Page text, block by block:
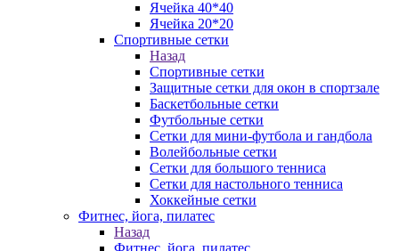
Ячейка 40*40
Ячейка 20*20
Спортивные сетки
Назад
Спортивные сетки
Защитные сетки для окон в спортзале
Баскетбольные сетки
Футбольные сетки
Сетки для мини-футбола и гандбола
Волейбольные сетки
Сетки для большого тенниса
Сетки для настольного тенниса
Хоккейные сетки
Фитнес, йога, пилатес
Назад
Фитнес, йога, пилатес